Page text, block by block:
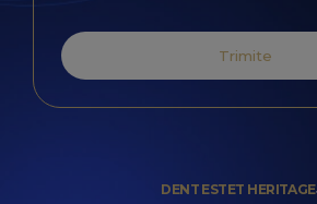
Trimite
DENT ESTET HERITAGE